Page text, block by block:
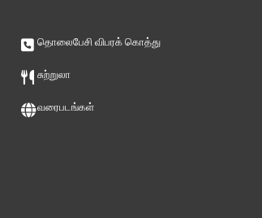
தொலைபேசி விபரக் கொத்து
சுற்றுலா
வரைபடங்கள்